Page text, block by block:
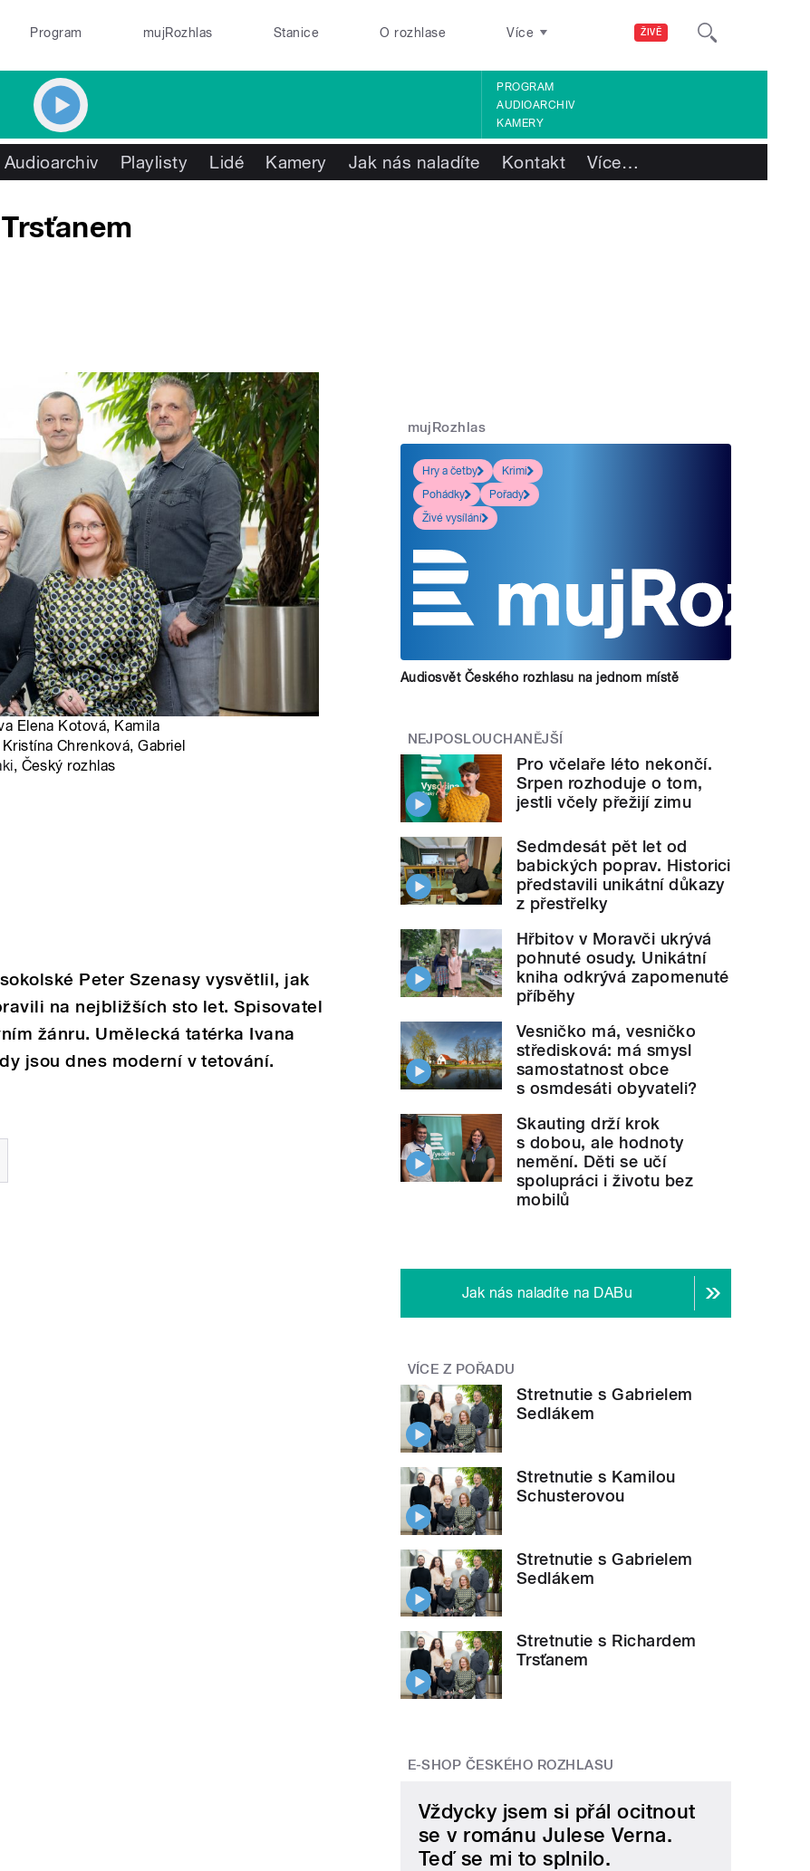
ŽIVĚ
Program mujRozhlas Stanice O rozhlase Více
PROGRAM
AUDIOARCHIV
KAMERY
Audioarchiv Playlisty Lidé Kamery Jak nás naladíte Kontakt Více…
Elena Kotová, Kamila
Chrenková, Gabriel
, Český rozhlas
Peter Szenasy vysvětlil, jak
na nejbližších sto let. Spisovatel
žánru. Umělecká tatérka Ivana
jsou dnes moderní v tetování.
mujRozhlas
Hry a četby
Krimi
Pohádky
Pořady
Živé vysílání
Audiosvět Českého rozhlasu na jednom místě
NEJPOSLOUCHANĚJŠÍ
Pro včelaře léto nekončí.
Srpen rozhoduje o tom,
jestli včely přežijí zimu
Sedmdesát pět let od
babických poprav. Historici
představili unikátní důkazy
z přestřelky
Hřbitov v Moravči ukrývá
pohnuté osudy. Unikátní
kniha odkrývá zapomenuté
příběhy
Vesničko má, vesničko
středisková: má smysl
samostatnost obce
s osmdesáti obyvateli?
Skauting drží krok
s dobou, ale hodnoty
nemění. Děti se učí
spolupráci i životu bez
mobilů
Jak nás naladíte na DABu
VÍCE Z POŘADU
Stretnutie s Gabrielem
Sedlákem
Stretnutie s Kamilou
Schusterovou
Stretnutie s Gabrielem
Sedlákem
Stretnutie s Richardem
Trsťanem
E-SHOP ČESKÉHO ROZHLASU
Vždycky jsem si přál ocitnout
se v románu Julese Verna.
Teď se mi to splnilo.